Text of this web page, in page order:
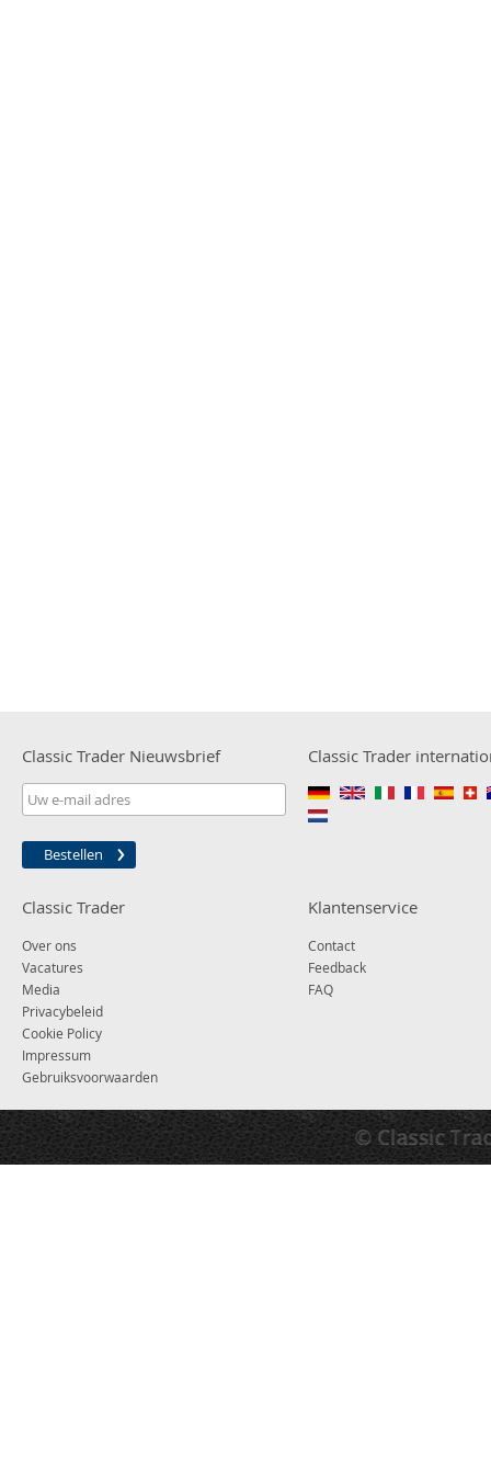
Classic Trader Nieuwsbrief
Bestellen
Classic Trader
Classic Trader
Over ons
Vacatures
Media
Privacybeleid
Cookie Policy
Impressum
Gebruiksvoorwaarden
Klantenservice
Contact
Feedback
FAQ